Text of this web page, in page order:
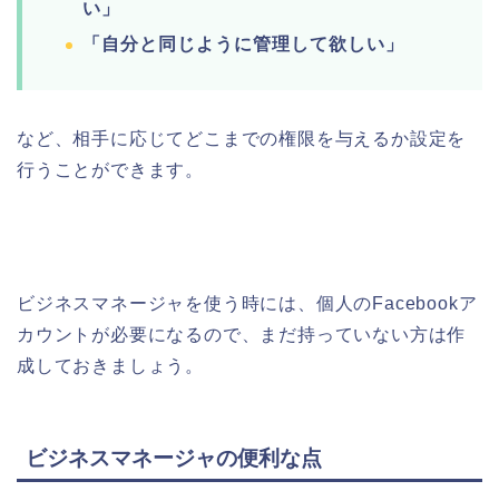
い」
「自分と同じように管理して欲しい」
など、相手に応じてどこまでの権限を与えるか設定を
行うことができます。
ビジネスマネージャを使う時には、個人のFacebookア
カウントが必要になるので、
まだ持っていない方は作
成しておきましょう。
ビジネスマネージャの便利な点